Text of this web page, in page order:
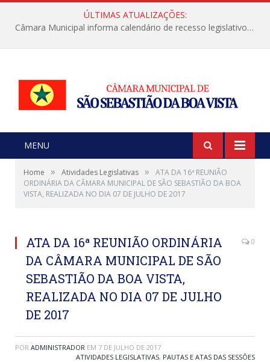
ÚLTIMAS ATUALIZAÇÕES:
Câmara Municipal informa calendário de recesso legislativo de julho
MENU
Home » Atividades Legislativas »
ATA DA 16ª REUNIÃO
ORDINÁRIA DA CÂMARA MUNICIPAL DE SÃO SEBASTIÃO DA BOA
VISTA, REALIZADA NO DIA 07 DE JULHO DE 2017
ATA DA 16ª REUNIÃO ORDINÁRIA
DA CÂMARA MUNICIPAL DE SÃO
SEBASTIÃO DA BOA VISTA,
REALIZADA NO DIA 07 DE JULHO
DE 2017
0
POR ADMINISTRADOR EM 7 DE JULHO DE 2017
ATIVIDADES LEGISLATIVAS, PAUTAS E ATAS DAS SESSÕES